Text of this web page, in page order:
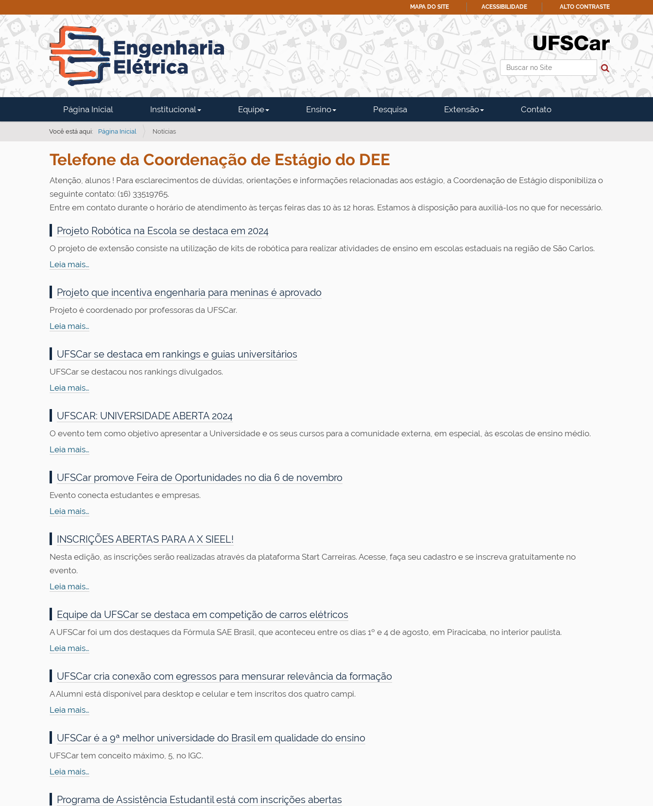
Busca
Busca Avançada…
MAPA DO SITE ACESSIBILIDADE ALTO CONTRASTE
Página Inicial Institucional Equipe Ensino Pesquisa Extensão Contato
Você está aqui: Página Inicial Notícias
Telefone da Coordenação de Estágio do DEE
Atenção, alunos ! Para esclarecimentos de dúvidas, orientações e informações relacionadas aos estágio, a Coordenação de Estágio disponibiliza o
seguinte contato: (16) 33519765.
Entre em contato durante o horário de atendimento às terças feiras das 10 às 12 horas. Estamos à disposição para auxiliá-los no que for necessário.
Projeto Robótica na Escola se destaca em 2024
O projeto de extensão consiste na utilização de kits de robótica para realizar atividades de ensino em escolas estaduais na região de São Carlos.
Leia mais…
Projeto que incentiva engenharia para meninas é aprovado
Projeto é coordenado por professoras da UFSCar.
Leia mais…
UFSCar se destaca em rankings e guias universitários
UFSCar se destacou nos rankings divulgados.
Leia mais…
UFSCAR: UNIVERSIDADE ABERTA 2024
O evento tem como objetivo apresentar a Universidade e os seus cursos para a comunidade externa, em especial, às escolas de ensino médio.
Leia mais…
UFSCar promove Feira de Oportunidades no dia 6 de novembro
Evento conecta estudantes e empresas.
Leia mais…
INSCRIÇÕES ABERTAS PARA A X SIEEL!
Nesta edição, as inscrições serão realizadas através da plataforma Start Carreiras. Acesse, faça seu cadastro e se inscreva gratuitamente no
evento.
Leia mais…
Equipe da UFSCar se destaca em competição de carros elétricos
A UFSCar foi um dos destaques da Fórmula SAE Brasil, que aconteceu entre os dias 1º e 4 de agosto, em Piracicaba, no interior paulista.
Leia mais…
UFSCar cria conexão com egressos para mensurar relevância da formação
A Alumni está disponível para desktop e celular e tem inscritos dos quatro campi.
Leia mais…
UFSCar é a 9ª melhor universidade do Brasil em qualidade do ensino
UFSCar tem conceito máximo, 5, no IGC.
Leia mais…
Programa de Assistência Estudantil está com inscrições abertas